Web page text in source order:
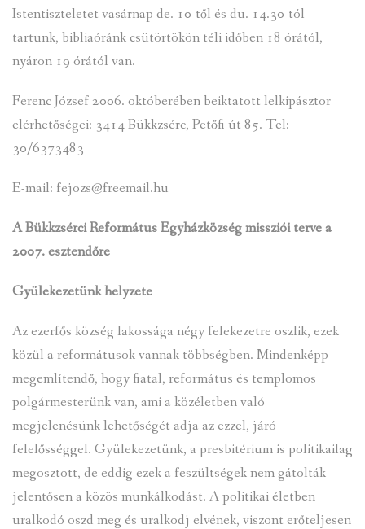
Istentiszteletet vasárnap de. 10-től és du. 14.30-tól
tartunk, bibliaóránk csütörtökön téli időben 18 órától,
nyáron 19 órától van.
Ferenc József 2006. októberében beiktatott lelkipásztor
elérhetőségei: 3414 Bükkzsérc, Petőfi út 85. Tel:
30/6373483
E-mail: fejozs@freemail.hu
A Bükkzsérci Református Egyházközség missziói terve a
2007. esztendőre
Gyülekezetünk helyzete
Az ezerfős község lakossága négy felekezetre oszlik, ezek
közül a reformátusok vannak többségben. Mindenképp
megemlítendő, hogy fiatal, református és templomos
polgármesterünk van, ami a közéletben való
megjelenésünk lehetőségét adja az ezzel, járó
felelősséggel. Gyülekezetünk, a presbitérium is politikailag
megosztott, de eddig ezek a feszültségek nem gátolták
jelentősen a közös munkálkodást. A politikai életben
uralkodó oszd meg és uralkodj elvének, viszont erőteljesen